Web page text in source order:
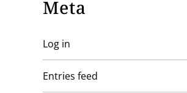
Meta
Log in
Entries feed